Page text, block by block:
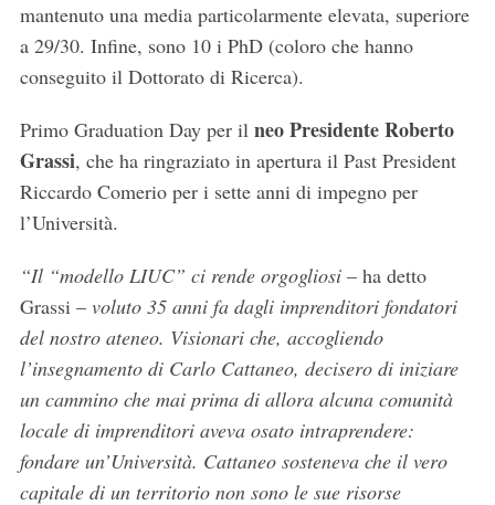
mantenuto una media particolarmente elevata, superiore
a 29/30. Infine, sono 10 i PhD (coloro che hanno
conseguito il Dottorato di Ricerca).
Primo Graduation Day per il neo Presidente Roberto
Grassi, che ha ringraziato in apertura il Past President
Riccardo Comerio per i sette anni di impegno per
l’Università.
“Il “modello LIUC” ci rende orgogliosi– ha detto
Grassi –voluto 35 anni fa dagli imprenditori fondatori
del nostro ateneo. Visionari che, accogliendo
l’insegnamento di Carlo Cattaneo, decisero di iniziare
un cammino che mai prima di allora alcuna comunità
locale di imprenditori aveva osato intraprendere:
fondare un’Università. Cattaneo sosteneva che il vero
capitale di un territorio non sono le sue risorse